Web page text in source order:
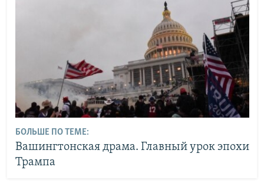
БОЛЬШЕ ПО ТЕМЕ:
Вашингтонская драма. Главный урок эпохи
Трампа